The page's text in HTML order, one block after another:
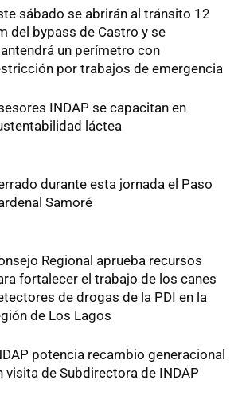
sábado se abrirán al tránsito 12
del bypass de Castro y se
un perímetro con
por trabajos de emergencia
INDAP se capacitan en
láctea
durante esta jornada el Paso
Samoré
Regional aprueba recursos
fortalecer el trabajo de los canes
de drogas de la PDI en la
de Los Lagos
potencia recambio generacional
visita de Subdirectora de INDAP